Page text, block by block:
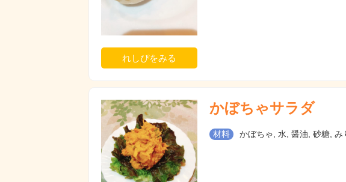
れしぴをみる
かぼちゃサラダ
材料 かぼちゃ, 水, 醤油, 砂糖,